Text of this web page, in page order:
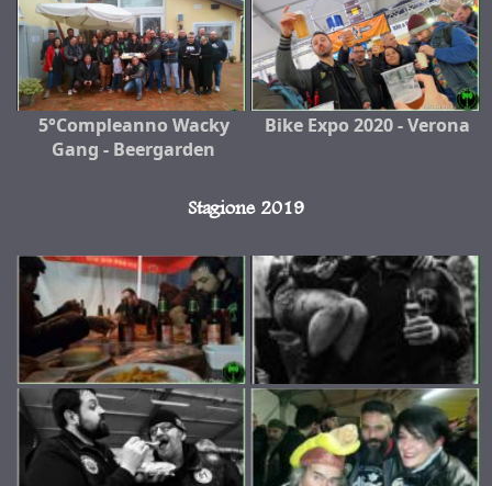
5°Compleanno Wacky
Gang - Beergarden
Bike Expo 2020 - Verona
Stagione 2019